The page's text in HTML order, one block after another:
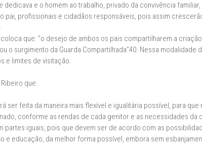
e o homem ao trabalho, privado da convivência
pai, profissionais e cidadãos responsáveis, pois assim
coloca que: “o desejo de ambos os pais compartilharem a
o surgimento da Guarda Compartilhada”40. Nessa modalidade
e limites de visitação.
que:
ser feita da maneira mais flexível e igualitária possível, para
conforme as rendas de cada genitor e as necessidades da
iguais, pois que devem ser de acordo com as
e educação, da melhor forma possível, embora sem